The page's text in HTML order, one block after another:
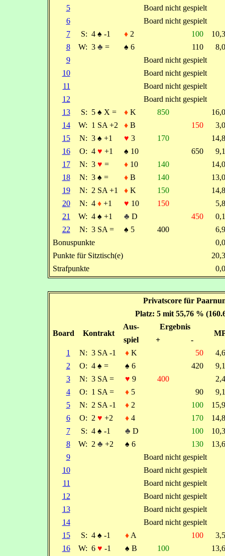
5
Board nicht gespielt
6
Board nicht gespielt
7
S: 4 ♠ -1 ♦2 100
8
W: 3 ♣ = ♠ 6 110
9
Board nicht gespielt
10
Board nicht gespielt
11
Board nicht gespielt
12
Board nicht gespielt
13
S: 5 ♠ X = ♦K 850
14
W: 1 SA +2 ♦B 150
15
N: 3 ♠ +1 ♥ 3 170
16
O: 4 ♥ +1 ♠ 10 650
17
N: 3 ♥ = ♦10 140
18
N: 3 ♠ = ♦B 140
19
N: 2 SA +1 ♦K 150
20
N: 4 ♦+1 ♥ 10 150
21
W: 4 ♠ +1 ♣ D 450
22
N: 3 SA = ♠ 5 400
Bonuspunkte
Punkte für Sitztisch(e)
Strafpunkte
Privatscore für
Platz: 5 mit 55,76 %
Board Kontrakt
Aus- Ergebnis
spiel +
-
1
N: 3 SA -1 ♦K 50
2
O: 4 ♠ = ♠ 6 420
3
N: 3 SA = ♥ 9 400
4
O: 1 SA = ♦5 90
5
N: 2 SA -1 ♦2 100
6
O: 2 ♥ +2 ♦4 170
7
S: 4 ♠ -1 ♣ D 100
8
W: 2 ♣ +2 ♠ 6 130
9
Board nicht gespielt
10
Board nicht gespielt
11
Board nicht gespielt
12
Board nicht gespielt
13
Board nicht gespielt
14
Board nicht gespielt
15
S: 4 ♠ -1 ♦A 100
16
W: 6 ♥ -1 ♠ B 100